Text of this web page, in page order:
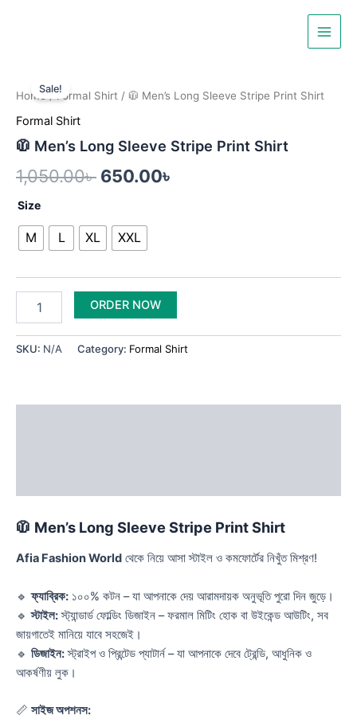
Main
Sale!
Home/Formal Shirt / 🧥 Men’s Long Sleeve Stripe Print Shirt
Formal Shirt
🧥 Men’s Long Sleeve Stripe Print Shirt
1,050.00৳
price
650.00৳
price
Size
M L XL XXL
Men's
Long
Sleeve
Print
quantity
ORDER NOW
SKU: N/A Category: Formal Shirt
🧥 Men’s Long Sleeve Stripe Print Shirt
Afia Fashion World থেকে নিয়ে আসা স্টাইল ও কমফোর্টের নিখুঁত মিশ্রণ!
🔹ফ্যাব্রিক: ১০০% কটন – যা আপনাকে দেয় আরামদায়ক অনুভূতি পুরো দিন জুড়ে।
🔹স্টাইল:স্ট্যান্ডার্ড ফোল্ডিং ডিজাইন – ফরমাল মিটিং হোক বা উইকেন্ড আউটিং, সব
জায়গাতেই মানিয়ে যাবে সহজেই।
🔹 ডিজাইন:স্ট্রাইপ ও প্রিন্টেড প্যাটার্ন – যা আপনাকে দেবে ট্রেন্ডি, আধুনিক ও
আকর্ষণীয় লুক।
📏 সাইজ অপশনস: